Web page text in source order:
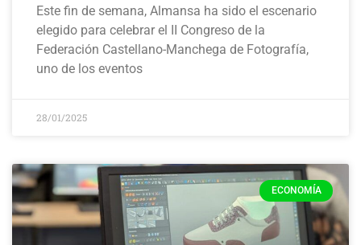
Este fin de semana, Almansa ha sido el escenario
elegido para celebrar el II Congreso de la
Federación Castellano-Manchega de Fotografía,
uno de los eventos
28/01/2025
ECONOMÍA